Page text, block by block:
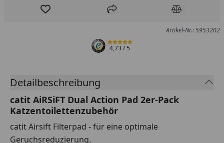
Produkt zur Wunschliste hinzufügen
Teilen Produkt
Artikel-Nr.: 5953202
4,73/ 5
Detailbeschreibung
catit AiRSiFT Dual Action Pad 2er-Pack
Katzentoilettenzubehör
catit Airsift Filterpad - für eine optimale
Geruchsreduzierung.